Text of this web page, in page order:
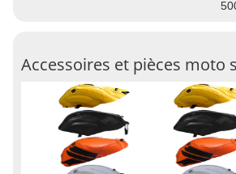
Accessoires et pièces moto